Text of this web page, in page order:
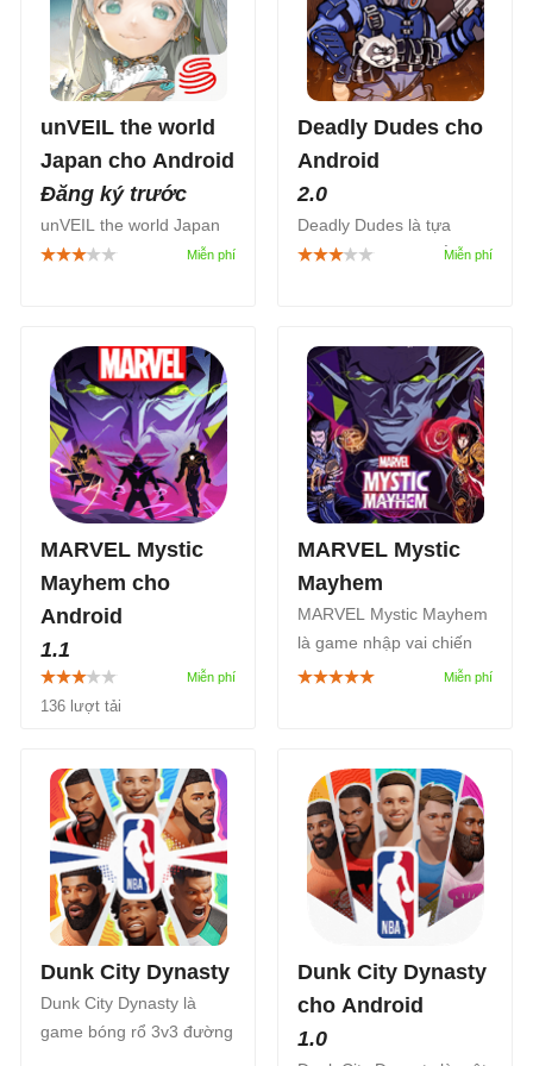
unVEIL the world
Japan cho Android
Đăng ký trước
unVEIL the world Japan
(tên tiếng Nhật là アンベ
đến từ nhà phát triển
Shueisha Games, mang
đến cho bạn trải nghiệm
như bước vào một cuốn
manga sống động.
Deadly Dudes cho
Android
2.0
Deadly Dudes là tựa
game hành động bắn
Trong khi các thành phố
dựng lên hầm trú ẩn tạm
thời, bạn cùng đội
“Dudes” đầy cá tính sẽ
bước ra ngoài và giành
lại sự sống bằng đạn
dược, kỹ năng và tinh
thần không khuất phục.
MARVEL Mystic
Mayhem cho
Android
1.1
Marvel Games và
NetEase Games vừa hé
thuật theo lượt dựa theo
tổ đội mới MARVEL
Mystic Mayhem, sẽ được
phát hành cho Android và
iOS thời gian tới. Trò chơi
miễn phí này lấy bối cảnh
ở trung tâm của Vũ trụ
Marvel.
136 lượt tải
MARVEL Mystic
Mayhem
MARVEL Mystic Mayhem
là game nhập vai chiến
thuật do NetEase và
vật phản diện mang tính
biểu tượng.
Dunk City Dynasty
Dunk City Dynasty là
game bóng rổ 3v3 đường
Dunk City Dynasty
cho Android
1.0